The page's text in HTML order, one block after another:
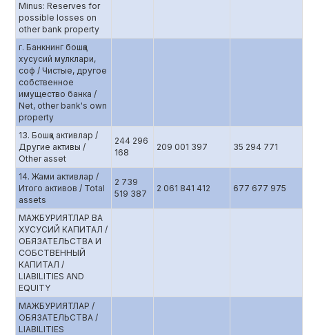
Minus: Reserves for
possible losses on
other bank property
г. Банкнинг бошқа
хусусий мулклари,
соф / Чистые, другое
собственное
имущество банка /
Net, other bank's own
property
13. Бошқа активлар /
Другие активы /
Other asset
244 296
168
209 001 397 35 294 771
14. Жами активлар /
Итого активов / Total
assets
2 739
519 387
2 061 841 412 677 677 975
МАЖБУРИЯТЛАР ВА
ХУСУСИЙ КАПИТАЛ /
ОБЯЗАТЕЛЬСТВА И
СОБСТВЕННЫЙ
КАПИТАЛ /
LIABILITIES AND
EQUITY
МАЖБУРИЯТЛАР /
ОБЯЗАТЕЛЬСТВА /
LIABILITIES